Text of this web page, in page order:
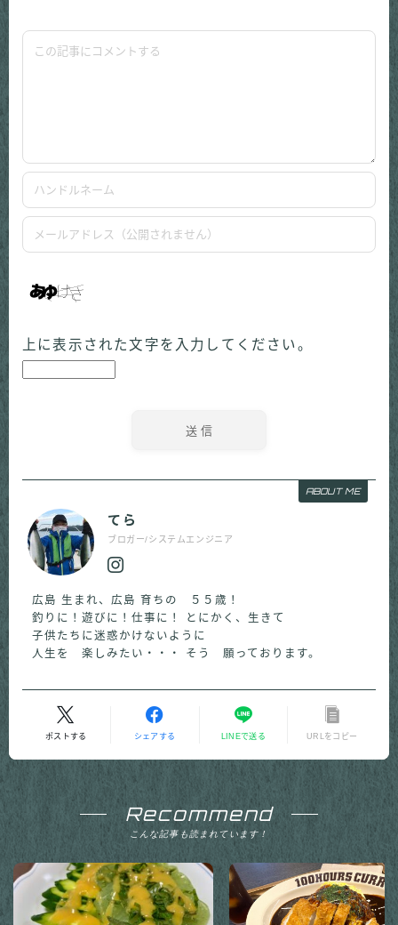
上に表示された文字を入力してください。
ABOUT ME
てら
ブロガー/システムエンジニア
広島 生まれ、広島 育ちの ５５歳！
釣りに！遊びに！仕事に！ とにかく、生きて
子供たちに迷惑かけないように
人生を 楽しみたい・・・ そう 願っております。
ポストする シェアする LINEで送る URLをコピー
Recommend
こんな記事も読まれています！